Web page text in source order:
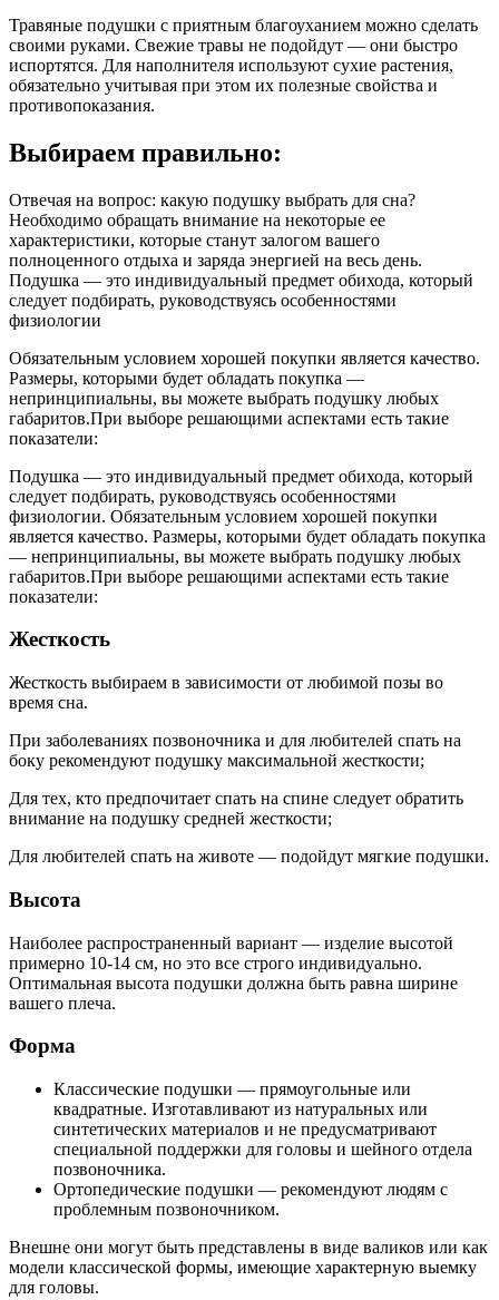
Травяные подушки с приятным благоуханием можно сделать
своими руками. Свежие травы не подойдут — они быстро
испортятся. Для наполнителя используют сухие растения,
обязательно учитывая при этом их полезные свойства и
противопоказания.
Выбираем правильно:
Отвечая на вопрос: какую подушку выбрать для сна?
Необходимо обращать внимание на некоторые ее
характеристики, которые станут залогом вашего
полноценного отдыха и заряда энергией на весь день.
Подушка — это индивидуальный предмет обихода, который
следует подбирать, руководствуясь особенностями
физиологии
Обязательным условием хорошей покупки является качество.
Размеры, которыми будет обладать покупка —
непринципиальны, вы можете выбрать подушку любых
габаритов.При выборе решающими аспектами есть такие
показатели:
Подушка — это индивидуальный предмет обихода, который
следует подбирать, руководствуясь особенностями
физиологии. Обязательным условием хорошей покупки
является качество. Размеры, которыми будет обладать покупка
— непринципиальны, вы можете выбрать подушку любых
габаритов.При выборе решающими аспектами есть такие
показатели:
Жесткость
Жесткость выбираем в зависимости от любимой позы во
время сна.
При заболеваниях позвоночника и для любителей спать на
боку рекомендуют подушку максимальной жесткости;
Для тех, кто предпочитает спать на спине следует обратить
внимание на подушку средней жесткости;
Для любителей спать на животе — подойдут мягкие подушки.
Высота
Наиболее распространенный вариант — изделие высотой
примерно 10-14 см, но это все строго индивидуально.
Оптимальная высота подушки должна быть равна ширине
вашего плеча.
Форма
Классические подушки — прямоугольные или
квадратные. Изготавливают из натуральных или
синтетических материалов и не предусматривают
специальной поддержки для головы и шейного отдела
позвоночника.
Ортопедические подушки — рекомендуют людям с
проблемным позвоночником.
Внешне они могут быть представлены в виде валиков или как
модели классической формы, имеющие характерную выемку
для головы.